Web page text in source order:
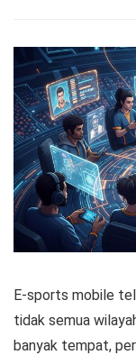
E-sports mobile
tidak semua
banyak tempat,